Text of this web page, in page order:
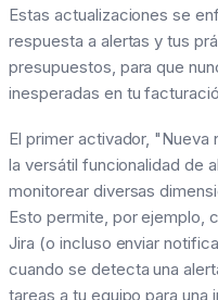
Estas actualizaciones se
respuesta a alertas y tus
presupuestos, para que
inesperadas en tu
El primer activador,
la versátil funcionalidad de
monitorear diversas
Esto permite, por ejemplo,
Jira (o incluso enviar
cuando se detecta una
tareas a tu equipo para una